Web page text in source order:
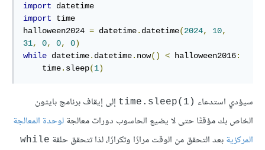
import
import time
halloween2024 = datetime. datetime(2024, 10,
31, 0, 0, 0)
while datetime. datetime. now() < halloween2016:
    time
. sleep(1)
سيؤدي استدعاء time.sleep(1)‎ إلى إيقاف برنامج بايثون
الخاص بك مؤقتًا حتى لا يضيع الحاسوب دورات معالجةلوحدة المعالجة
المركزيةبعد التحقق من الوقت مرارًا وتكرارًا، لذا تتحقق حلقة while